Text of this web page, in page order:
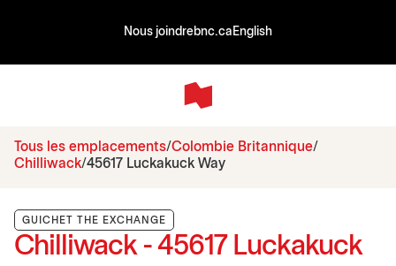
Nous joindrebnc.ca English
Tous les emplacements Colombie Britannique
Chilliwack 45617 Luckakuck Way
GUICHET THE EXCHANGE
Chilliwack - 45617 Luckakuck